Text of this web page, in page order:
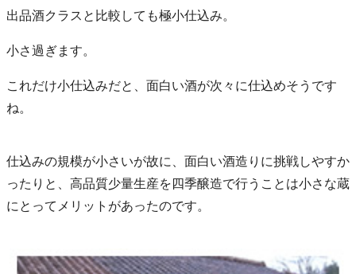
出品酒クラスと比較しても極小仕込み。
小さ過ぎます。
これだけ小仕込みだと、面白い酒が次々に仕込めそうです
ね。
仕込みの規模が小さいが故に、面白い酒造りに挑戦しやすか
ったりと、高品質少量生産を四季醸造で行うことは小さな蔵
にとってメリットがあったのです。